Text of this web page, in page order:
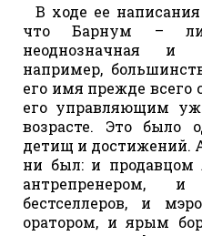
В ходе ее
что Барнум –
неоднозначная и
например,
его имя прежде всего
его управляющим
возрасте. Это было
детищ и достижений.
ни был: и продавцом
антрепренером,
бестселлеров, и
оратором, и ярым